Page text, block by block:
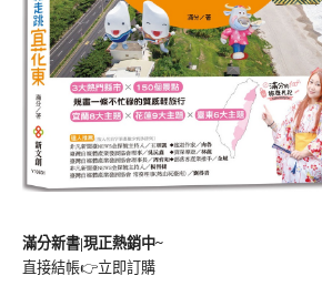
滿分新書|現正熱銷中~
直接結帳👉立即訂購